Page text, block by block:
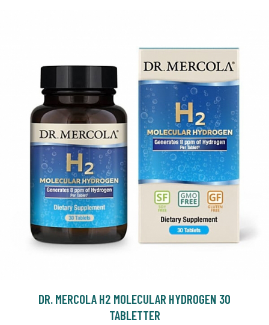
DR. MERCOLA H2 MOLECULAR HYDROGEN 30
TABLETTER